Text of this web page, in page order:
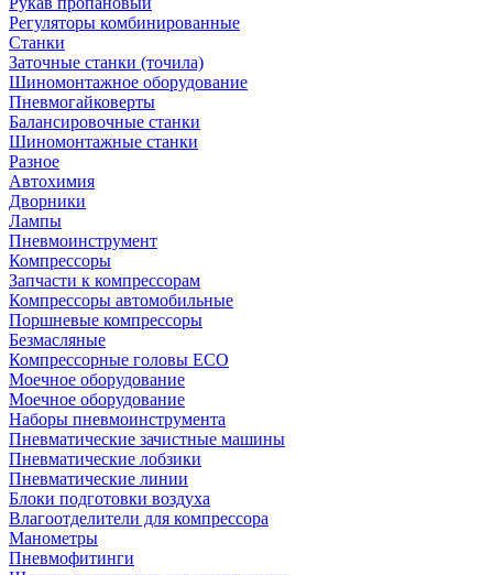
Регуляторы комбинированные
Станки
Заточные станки (точила)
Шиномонтажное оборудование
Пневмогайковерты
Балансировочные станки
Шиномонтажные станки
Разное
Автохимия
Дворники
Лампы
Пневмоинструмент
Компрессоры
Запчасти к компрессорам
Компрессоры автомобильные
Поршневые компрессоры
Безмасляные
Компрессорные головы ECO
Моечное оборудование
Моечное оборудование
Наборы пневмоинструмента
Пневматические зачистные машины
Пневматические лобзики
Пневматические линии
Блоки подготовки воздуха
Влагоотделители для компрессора
Манометры
Пневмофитинги